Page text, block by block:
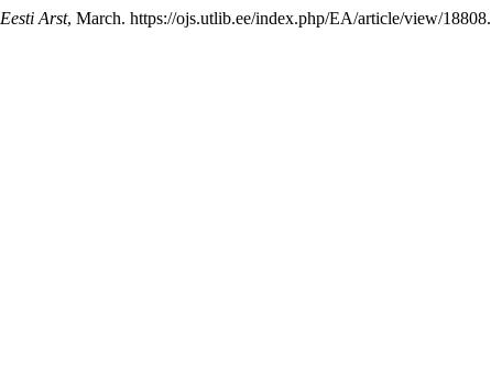
Eesti Arst, March. https://ojs.utlib.ee/index.php/EA/article/view/18808.